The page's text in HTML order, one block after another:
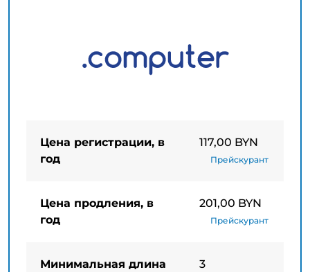
Цена регистрации, в
год
117,00 BYN
Прейскурант
Цена продления, в
год
201,00 BYN
Прейскурант
Минимальная длина
3